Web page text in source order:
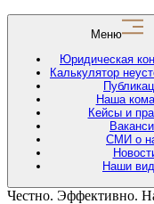
Меню
Юридическая
Калькулятор
Наша
Кейсы и
СМИ о
Наши
Честно. Эффективно.